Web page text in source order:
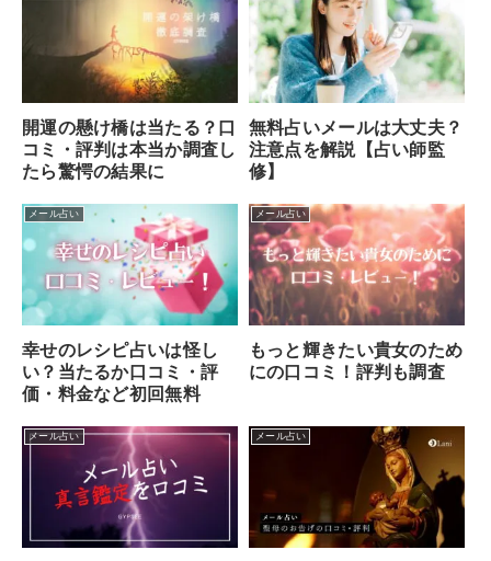
開運の懸け橋は当たる？口
コミ・評判は本当か調査し
たら驚愕の結果に
無料占いメールは大丈夫？
注意点を解説【占い師監
修】
メール占い
幸せのレシピ占いは怪し
い？当たるか口コミ・評
価・料金など初回無料
メール占い
もっと輝きたい貴女のため
にの口コミ！評判も調査
メール占い メール占い